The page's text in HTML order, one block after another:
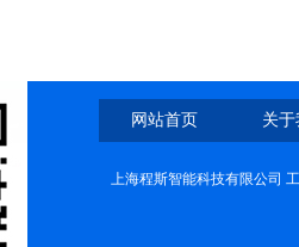
网站首页 关
上海程斯智能科技有限公司